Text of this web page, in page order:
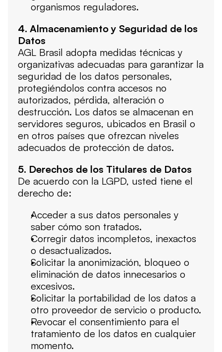
organismos reguladores.
4. Almacenamiento y Seguridad de los
Datos
AGL Brasil adopta medidas técnicas y
organizativas adecuadas para garantizar la
seguridad de los datos personales,
protegiéndolos contra accesos no
autorizados, pérdida, alteración o
destrucción. Los datos se almacenan en
servidores seguros, ubicados en Brasil o
en otros países que ofrezcan niveles
adecuados de protección de datos.
5. Derechos de los Titulares de Datos
De acuerdo con la LGPD, usted tiene el
derecho de:
Acceder a sus datos personales y
saber cómo son tratados.
Corregir datos incompletos, inexactos
o desactualizados.
Solicitar la anonimización, bloqueo o
eliminación de datos innecesarios o
excesivos.
Solicitar la portabilidad de los datos a
otro proveedor de servicio o producto.
Revocar el consentimiento para el
tratamiento de los datos en cualquier
momento.